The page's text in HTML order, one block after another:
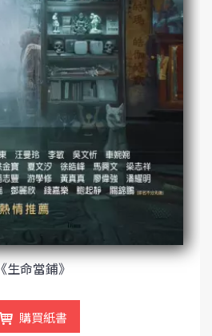
《生命當鋪》
購買紙書